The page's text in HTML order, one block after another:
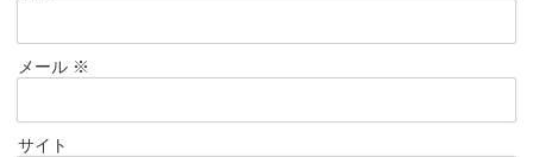
メール ※
サイト